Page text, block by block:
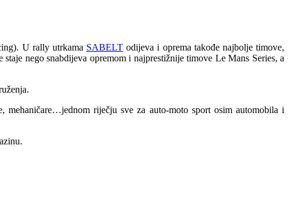
U rally utrkama SABELT odijeva i oprema takođe najbolje timove,
nego snabdijeva opremom i najprestižnije timove Le Mans Series, a
mehaničare…jednom riječju sve za auto-moto sport osim automobila i